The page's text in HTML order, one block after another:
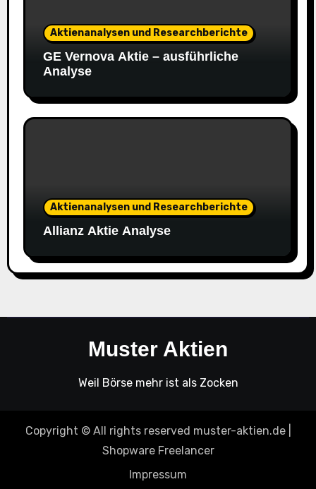
Aktienanalysen und Researchberichte
GE Vernova Aktie – ausführliche
Analyse
Aktienanalysen und Researchberichte
Allianz Aktie Analyse
Muster Aktien
Weil Börse mehr ist als Zocken
Copyright © All rights reserved muster-aktien.de
Shopware Freelancer
Impressum